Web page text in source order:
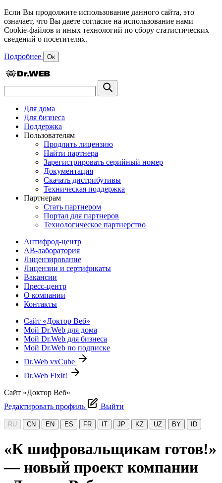
Если Вы продолжите использование данного сайта, это
означает, что Вы даете согласие на использование нами
Cookie-файлов и иных технологий по сбору статистических
сведений о посетителях.
Подробнее Ок
Для дома
Для бизнеса
Поддержка
Пользователям
Продлить лицензию
Найти партнера
Зарегистрировать серийный номер
Документация
Скачать дистрибутивы
Техническая поддержка
Партнерам
Стать партнером
Портал для партнеров
Технологическое партнерство
Антифрод-центр
АВ-лаборатория
Лицензирование
Лицензии и сертификаты
Вакансии
Пресс-центр
О компании
Контакты
Сайт «Доктор Веб»
Мой Dr.Web для дома
Мой Dr.Web для бизнеса
Мой Dr.Web по подписке
Dr.Web vxCube
Dr.Web FixIt!
Сайт «Доктор Веб»
Редактировать профиль
Выйти
RU CN EN ES FR IT JP KZ UZ BY ID
«К шифровальщикам готов!»
— новый проект компании